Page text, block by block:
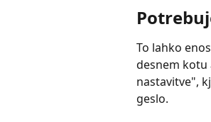
To lahko
desnem kotu
nastavitve",
geslo.